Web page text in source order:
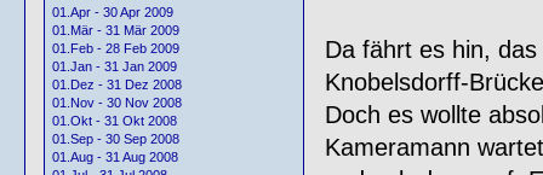
01.Apr - 30 Apr 2009
01.Mär - 31 Mär 2009
01.Feb - 28 Feb 2009
01.Jan - 31 Jan 2009
01.Dez - 31 Dez 2008
01.Nov - 30 Nov 2008
01.Okt - 31 Okt 2008
01.Sep - 30 Sep 2008
01.Aug - 31 Aug 2008
Da fährt es hin,
Knobelsdorff-
Doch es wollte
Kameramann